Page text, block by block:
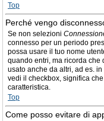
Top
Perché vengo
Se non selezioni
connesso per un periodo
possa usare il tuo nome
quando entri, ma ricorda che
usato anche da altri, ad es.
vedi il checkbox, significa
caratteristica.
Top
Come posso evitare di